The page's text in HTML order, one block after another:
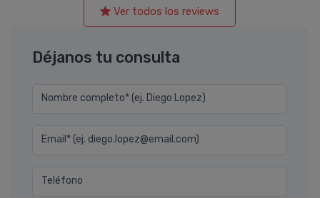
Ver todos los reviews
Déjanos tu consulta
Nombre completo* (ej. Diego Lopez)
Email* (ej. diego.lopez@email.com)
Teléfono